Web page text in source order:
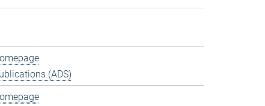
(ADS)